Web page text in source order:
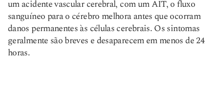
um acidente vascular cerebral, com um AIT, o fluxo
sanguíneo para o cérebro melhora antes que ocorram
danos permanentes às células cerebrais. Os sintomas
geralmente são breves e desaparecem em menos de 24
horas.